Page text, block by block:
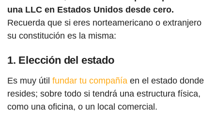
una LLC en Estados Unidos desde cero.
Recuerda que si eres norteamericano o extranjero
su constitución es la misma:
1. Elección del estado
Es muy útil fundar tu compañía en el estado donde
resides; sobre todo si tendrá una estructura física,
como una oficina, o un local comercial.